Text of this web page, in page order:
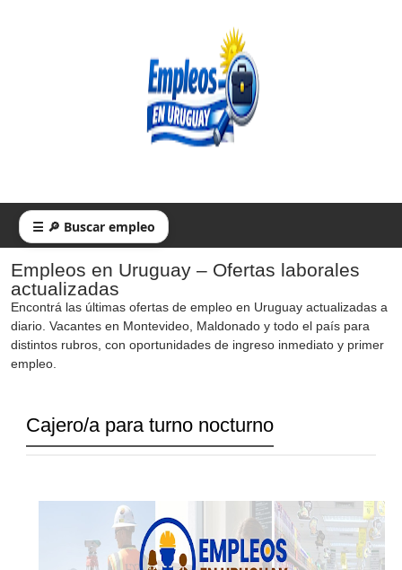
☰ 🔎 Buscar empleo
Empleos en Uruguay – Ofertas laborales
actualizadas
Encontrá las últimas ofertas de empleo en Uruguay actualizadas a
diario. Vacantes en Montevideo, Maldonado y todo el país para
distintos rubros, con oportunidades de ingreso inmediato y primer
empleo.
Cajero/a para turno nocturno